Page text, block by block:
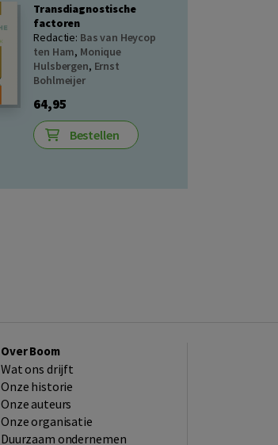
Transdiagnostische
factoren
Redactie: Bas van Heycop
ten Ham, Monique
Hulsbergen, Ernst
Bohlmeijer
64,95
Bestellen
Over Boom
Wat ons drijft
Onze historie
Onze auteurs
Onze organisatie
Duurzaam ondernemen